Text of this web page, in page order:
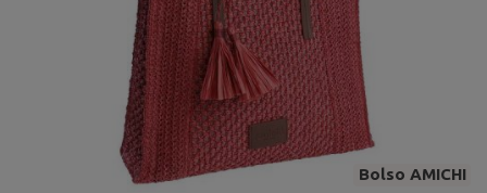
Bolso AMICHI